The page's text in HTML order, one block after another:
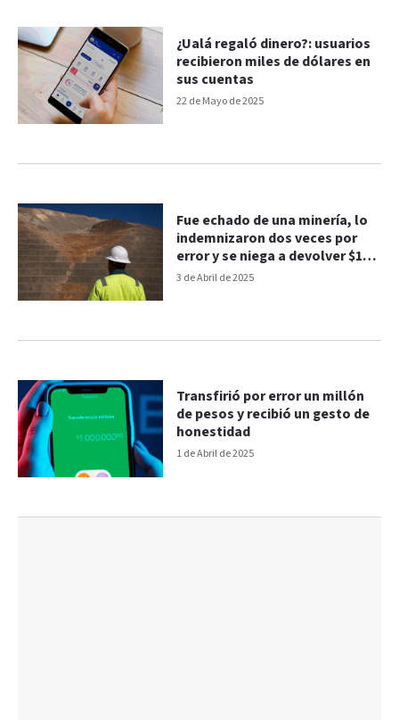
22 de Mayo de 2025
¿Ualá regaló dinero?: usuarios
recibieron miles de dólares en
sus cuentas
3 de Abril de 2025
Fue echado de una minería, lo
indemnizaron dos veces por
error y se niega a devolver $110
millones
1 de Abril de 2025
Transfirió por error un millón
de pesos y recibió un gesto de
honestidad